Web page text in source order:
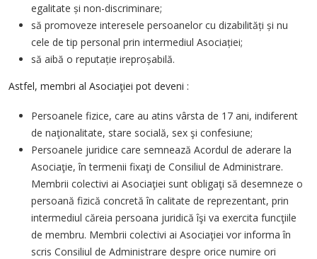
egalitate și non-discriminare;
să promoveze interesele persoanelor cu dizabilități și nu
cele de tip personal prin intermediul Asociației;
să aibă o reputație ireproșabilă.
Astfel, membri al Asociaţiei pot deveni :
Persoanele fizice, care au atins vârsta de 17 ani, indiferent
de naţionalitate, stare socială, sex şi confesiune;
Persoanele juridice care semnează Acordul de aderare la
Asociaţie, în termenii fixaţi de Consiliul de Administrare.
Membrii colectivi ai Asociaţiei sunt obligaţi să desemneze o
persoană fizică concretă în calitate de reprezentant, prin
intermediul căreia persoana juridică îşi va exercita funcţiile
de membru. Membrii colectivi ai Asociaţiei vor informa în
scris Consiliul de Administrare despre orice numire ori